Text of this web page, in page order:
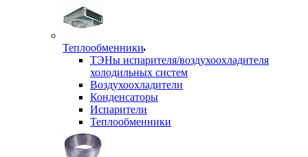
Теплообменники
ТЭНы испарителя/воздухоохладителя
холодильных систем
Воздухоохладители
Конденсаторы
Испарители
Теплообменники